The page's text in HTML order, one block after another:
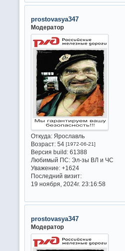
prostovasya347
Модератор
Откуда:Ярославль
Возраст:54 [1972-06-21]
Версия build:61388
Любимый ПС:Эл-зы ВЛ и ЧС
Уважение: +1624
Последний визит:
19 ноября, 2024г. 23:16:58
prostovasya347
Модератор